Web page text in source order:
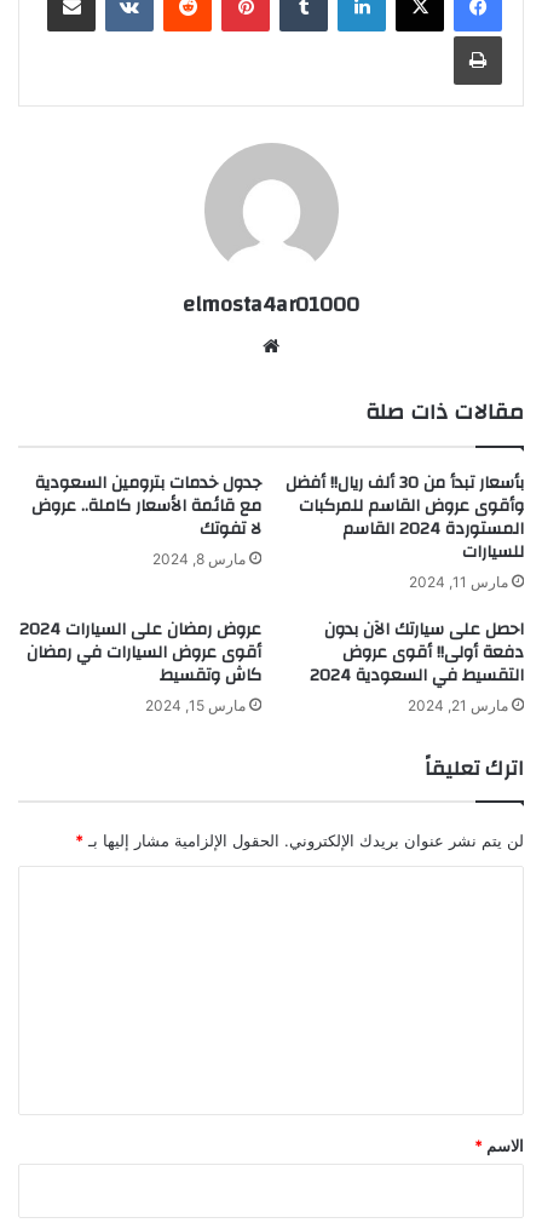
طباعة
elmosta4ar01000
مقالات ذات صلة
بأسعار تبدأ من 30 ألف ريال!! أفضل
وأقوى عروض القاسم للمركبات
المستوردة 2024 القاسم
للسيارات
مارس 11, 2024
جدول خدمات بترومين السعودية
مع قائمة الأسعار كاملة.. عروض
لا تفوتك
مارس 8, 2024
احصل على سيارتك الآن بدون
دفعة أولى!! أقوى عروض
التقسيط في السعودية 2024
مارس 21, 2024
عروض رمضان على السيارات 2024
أقوى عروض السيارات في رمضان
كاش وتقسيط
مارس 15, 2024
اترك تعليقاً
لن يتم نشر عنوان بريدك الإلكتروني. الحقول الإلزامية مشار إليها بـ *
*
الاسم *